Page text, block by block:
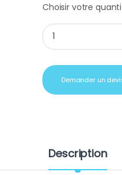
Choisir votre
Mini trépied noir
Demander un
Description